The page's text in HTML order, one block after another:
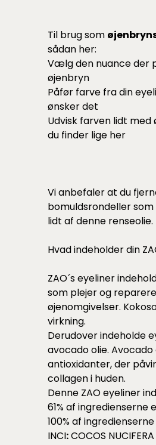
Til brug som
sådan her:
Vælg den nuance der
øjenbryn
Påfør farve fra din
ønsker det
Udvisk farven lidt
du finder lige her
Vi anbefaler at du
bomuldsrondeller som
lidt af denne
Hvad indeholder din
ZAO´s eyeliner
som plejer og
øjenomgivelser.
virkning.
Derudover indeholde
avocado olie.
antioxidanter, der
collagen i huden.
Denne ZAO eyeliner
61% af ingredienserne
100% af
INCI:COCOS